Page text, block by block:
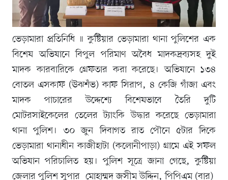
ভেড়ামারা প্রতিনিধি ॥ কুষ্টিয়ার ভেড়ামারা থানা পুলিশের এক
বিশেষ অভিযানে বিপুল পরিমাণ অবৈধ মাদকদ্রব্যসহ দুই
মাদক কারবারিকে গ্রেফতার করা করেছে। অভিযানে ১৩৪
বোতল এসকাফ (ঊঝশঁভ) কাফ সিরাপ, ৪ কেজি গাঁজা এবং
মাদক পাচারের উদ্দেশ্যে বিশেষভাবে তৈরি দুটি
মোটরসাইকেলের তেলের ট্যাংকি উদ্ধার করেছে ভেড়ামারা
থানা পুলিশ। ‎৩০ জুন দিবাগত রাত পৌনে ৫টার দিকে
ভেড়ামারা থানাধীন কাজীহাটা (কলোনীপাড়া) গ্রামে এই সফল
অভিযান পরিচালিত হয়। ‎পুলিশ সূত্রে জানা গেছে, কুষ্টিয়া
জেলার পুলিশ সুপার মোহাম্মদ জসীম উদ্দিন, পিপিএম (বার)